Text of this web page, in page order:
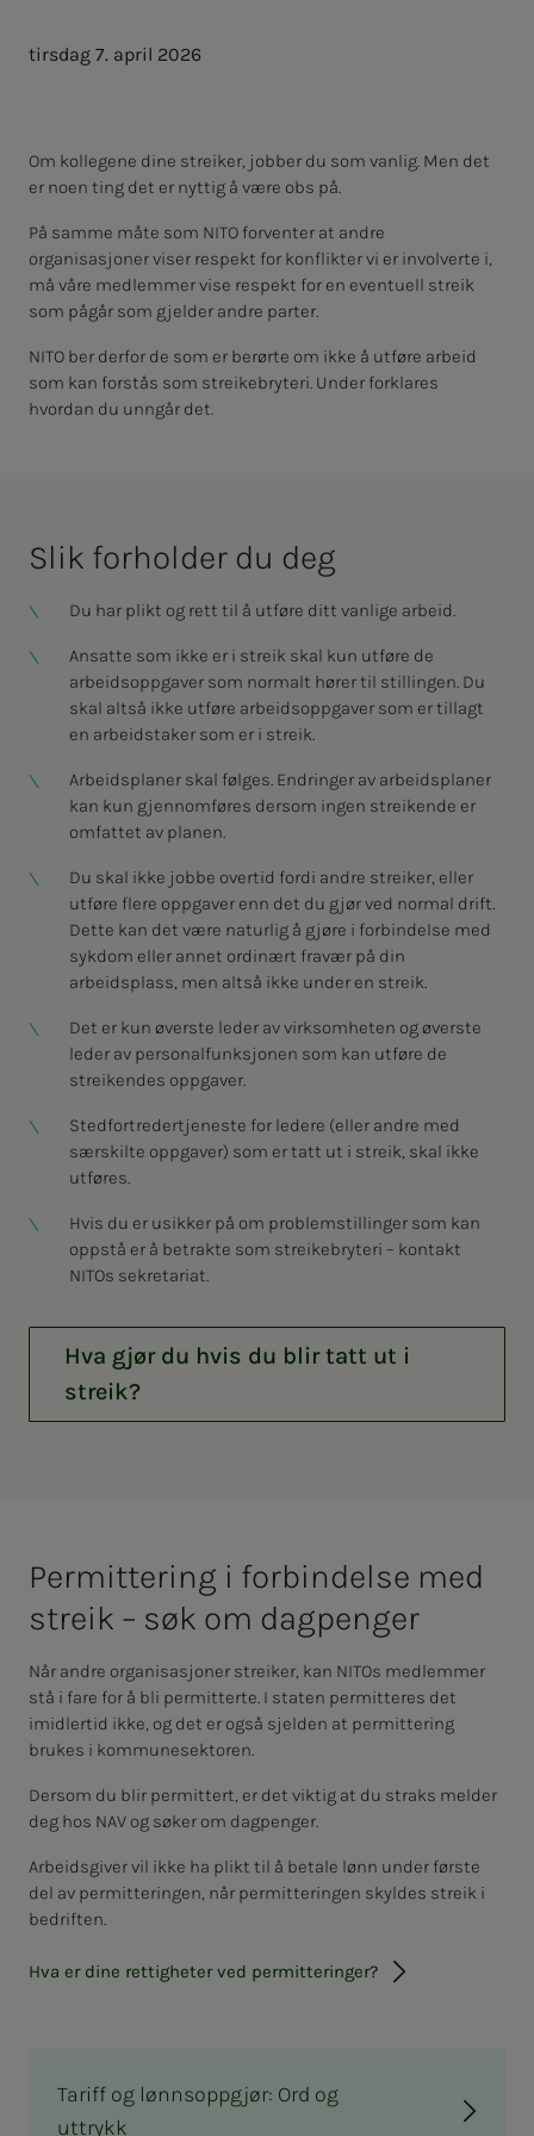
tirsdag 7. april 2026
Om kollegene dine streiker, jobber du som vanlig. Men det
er noen ting det er nyttig å være obs på.
På samme måte som NITO forventer at andre
organisasjoner viser respekt for konflikter vi er involverte i,
må våre medlemmer vise respekt for en eventuell streik
som pågår som gjelder andre parter.
NITO ber derfor de som er berørte om ikke å utføre arbeid
som kan forstås som streikebryteri. Under forklares
hvordan du unngår det.
Slik for­hol­­­der du deg
Du har plikt og rett til å utføre ditt vanlige arbeid.
Ansatte som ikke er i streik skal kun utføre de
arbeidsoppgaver som normalt hører til stillingen. Du
skal altså ikke utføre arbeidsoppgaver som er tillagt
en arbeidstaker som er i streik.
Arbeidsplaner skal følges. Endringer av arbeidsplaner
kan kun gjennomføres dersom ingen streikende er
omfattet av planen.
Du skal ikke jobbe overtid fordi andre streiker, eller
utføre flere oppgaver enn det du gjør ved normal drift.
Dette kan det være naturlig å gjøre i forbindelse med
sykdom eller annet ordinært fravær på din
arbeidsplass, men altså ikke under en streik.
Det er kun øverste leder av virksomheten og øverste
leder av personalfunksjonen som kan utføre de
streikendes oppgaver.
Stedfortredertjeneste for ledere (eller andre med
særskilte oppgaver) som er tatt ut i streik, skal ikke
utføres.
Hvis du er usikker på om problemstillinger som kan
oppstå er å betrakte som streikebryteri – kontakt
NITOs sekretariat.
Hva gjør du hvis du blir tatt ut i
streik?
Perm­­­it­­­te­ring i for­­­bin­­­del­­­se med
streik – søk om dag­­­pen­­­ger
Når andre organisasjoner streiker, kan NITOs medlemmer
stå i fare for å bli permitterte. I staten permitteres det
imidlertid ikke, og det er også sjelden at permittering
brukes i kommunesektoren.
Dersom du blir permittert, er det viktig at du straks melder
deg hos NAV og søker om dagpenger.
Arbeidsgiver vil ikke ha plikt til å betale lønn under første
del av permitteringen, når permitteringen skyldes streik i
bedriften.
Hva er dine rettigheter ved permitteringer?
Tariff og lønnsoppgjør: Ord og
uttrykk